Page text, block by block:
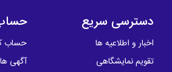
دسترسی سریع
اخبار و اطلاعیه ها
تقویم نمایشگاهی
حساب
آگهی